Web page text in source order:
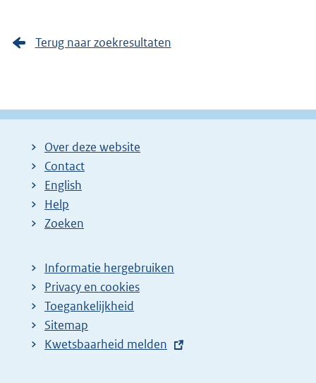
Terug naar zoekresultaten
Over deze website
Contact
English
Help
Zoeken
Informatie hergebruiken
Privacy en cookies
Toegankelijkheid
Sitemap
E
Kwetsbaarheid melden